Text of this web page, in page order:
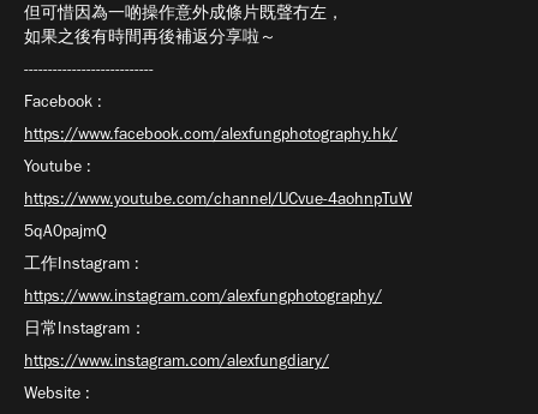
但可惜因為一啲操作意外成條片既聲冇左，
如果之後有時間再後補返分享啦～
---------------------------
Facebook :
https://www.facebook.com/alexfungphotography.hk/
Youtube :
https://www.youtube.com/channel/UCvue-4aohnpTuW
5qA0pajmQ
工作Instagram :
https://www.instagram.com/alexfungphotography/
日常Instagram：
https://www.instagram.com/alexfungdiary/
Website :